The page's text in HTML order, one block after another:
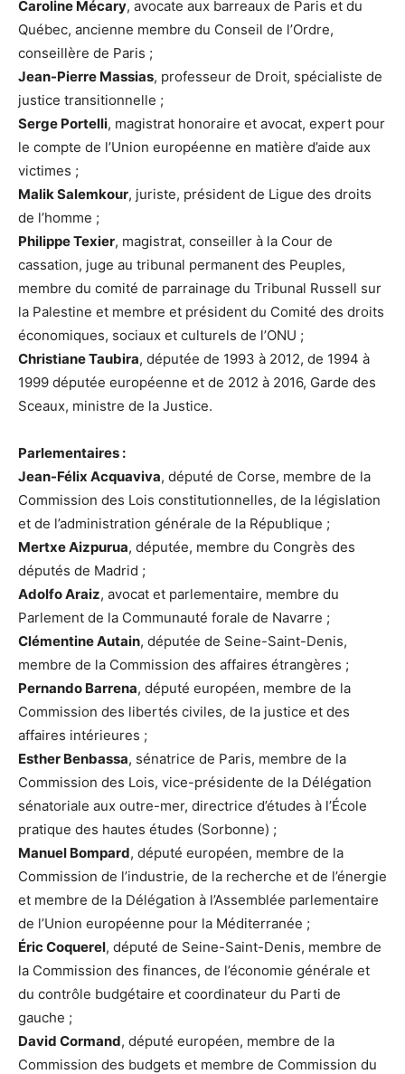
Caroline Mécary, avocate aux barreaux de Paris et du
Québec, ancienne membre du Conseil de l’Ordre,
conseillère de Paris ;
Jean-Pierre Massias, professeur de Droit, spécialiste de
justice transitionnelle ;
Serge Portelli, magistrat honoraire et avocat, expert pour
le compte de l’Union européenne en matière d’aide aux
victimes ;
Malik Salemkour, juriste, président de Ligue des droits
de l’homme ;
Philippe Texier, magistrat, conseiller à la Cour de
cassation, juge au tribunal permanent des Peuples,
membre du comité de parrainage du Tribunal Russell sur
la Palestine et membre et président du Comité des droits
économiques, sociaux et culturels de l’ONU ;
Christiane Taubira, députée de 1993 à 2012, de 1994 à
1999 députée européenne et de 2012 à 2016, Garde des
Sceaux, ministre de la Justice.
Parlementaires :
Jean-Félix Acquaviva, député de Corse, membre de la
Commission des Lois constitutionnelles, de la législation
et de l’administration générale de la République ;
Mertxe Aizpurua, députée, membre du Congrès des
députés de Madrid ;
Adolfo Araiz, avocat et parlementaire, membre du
Parlement de la Communauté forale de Navarre ;
Clémentine Autain, députée de Seine-Saint-Denis,
membre de la Commission des affaires étrangères ;
Pernando Barrena, député européen, membre de la
Commission des libertés civiles, de la justice et des
affaires intérieures ;
Esther Benbassa, sénatrice de Paris, membre de la
Commission des Lois, vice-présidente de la Délégation
sénatoriale aux outre-mer, directrice d’études à l’École
pratique des hautes études (Sorbonne) ;
Manuel Bompard, député européen, membre de la
Commission de l’industrie, de la recherche et de l’énergie
et membre de la Délégation à l’Assemblée parlementaire
de l’Union européenne pour la Méditerranée ;
Éric Coquerel, député de Seine-Saint-Denis, membre de
la Commission des finances, de l’économie générale et
du contrôle budgétaire et coordinateur du Parti de
gauche ;
David Cormand, député européen, membre de la
Commission des budgets et membre de Commission du